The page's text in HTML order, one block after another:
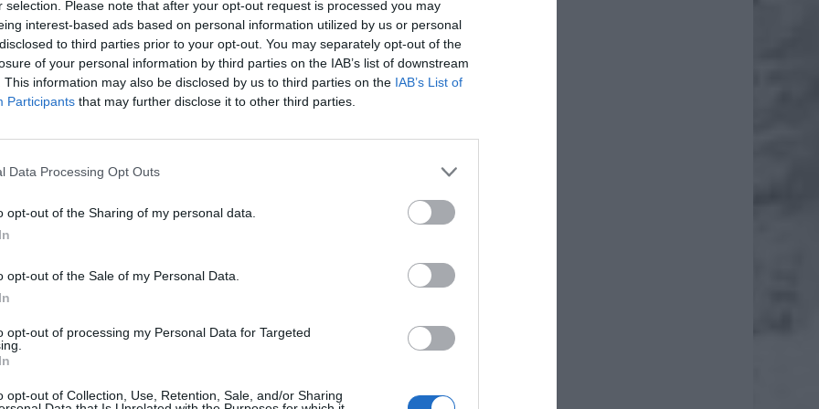
selection. Please note that after your opt-out request is processed you may
interest-based ads based on personal information utilized by us or personal
to third parties prior to your opt-out. You may separately opt-out of the
of your personal information by third parties on the IAB’s list of downstream
This information may also be disclosed by us to third parties on the IAB’s List of
Participants that may further disclose it to other third parties.
Data Processing Opt Outs
opt-out of the Sharing of my personal data.
opt-out of the Sale of my Personal Data.
opt-out of processing my Personal Data for Targeted
opt-out of Collection, Use, Retention, Sale, and/or Sharing
nas do preferowanych źródeł w Google
RÓWNIEŻ:
przecenił hit do kuchni. Air fryer tańszy aż o 150 zł, a to dopiero